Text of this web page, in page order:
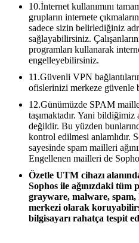
10.İnternet kullanımını
grupların internete
sadece sizin belirlediğiniz
sağlayabilirsiniz.
programları kullanarak
engelleyebilirsiniz.
11.Güvenli VPN
ofislerinizi merkeze güvenle
12.Günümüzde SPAM
taşımaktadır. Yani
değildir. Bu yüzden
kontrol edilmesi anlamlıdır.
sayesinde spam mailleri
Engellenen mailleri de
Özetle UTM cihazı
Sophos ile ağınızdaki tüm
grayware, malware, spam,
merkezi olarak
bilgisayarı rahatça tespit